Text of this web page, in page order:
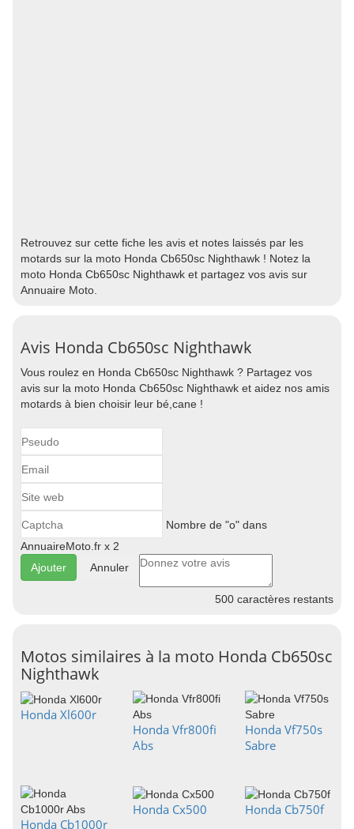
Retrouvez sur cette fiche les avis et notes laissés par les
motards sur la moto Honda Cb650sc Nighthawk ! Notez la
moto Honda Cb650sc Nighthawk et partagez vos avis sur
Annuaire Moto.
Avis Honda Cb650sc Nighthawk
Vous roulez en Honda Cb650sc Nighthawk ? Partagez vos
avis sur la moto Honda Cb650sc Nighthawk et aidez nos amis
motards à bien choisir leur bé,cane !
Nombre de "o" dans
AnnuaireMoto.fr x 2
Annuler
500 caractères restants
Motos similaires à la moto Honda Cb650sc
Nighthawk
Honda Xl600r
Honda Vfr800fi
Abs
Honda Vf750s
Sabre
Honda Cb1000r
Honda Cx500 Honda Cb750f